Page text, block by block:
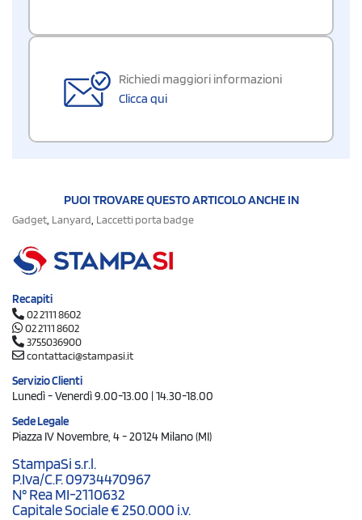
Richiedi maggiori informazioni
Clicca qui
PUOI TROVARE QUESTO ARTICOLO ANCHE IN
Gadget Lanyard Laccetti porta badge
Recapiti
02 2111 8602
02 2111 8602
3755036900
contattaci@stampasi.it
Servizio Clienti
Lunedì - Venerdì 9.00-13.00 | 14.30-18.00
Sede Legale
Piazza IV Novembre, 4 - 20124 Milano (MI)
StampaSi s.r.l.
P.Iva/C.F. 09734470967
N° Rea MI-2110632
Capitale Sociale € 250.000 i.v.